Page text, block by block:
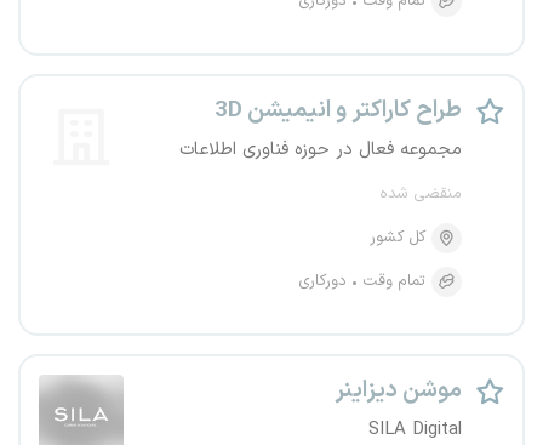
طراح کاراکتر و انیمیشن 3D
مجموعه فعال در حوزه فناوری اطلاعات
منقضی شده
کل کشور
تمام وقت
دورکاری
موشن دیزاینر
SILA Digital